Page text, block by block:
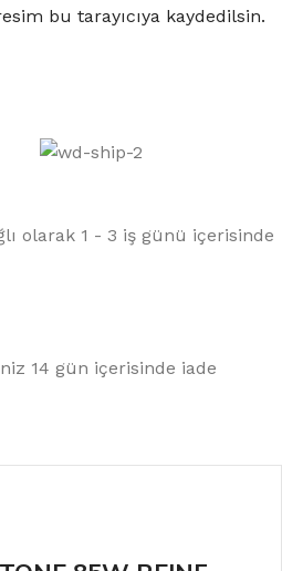
bu tarayıcıya kaydedilsin.
olarak 1 - 3 iş günü içerisinde
14 gün içerisinde iade